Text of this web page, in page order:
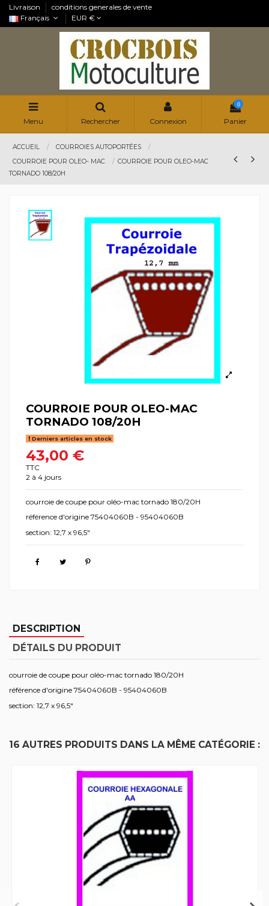
Livraison
conditions generales de vente
Français
EUR €
Menu Rechercher Connexion
0
Panier
ACCUEIL
COURROIES AUTOPORTÉES
COURROIE POUR OLEO- MAC
COURROIE POUR OLEO-MAC
TORNADO 108/20H
COURROIE POUR OLEO-MAC
TORNADO 108/20H
Derniers articles en stock
43,00 €
TTC
2 à 4 jours
courroie de coupe pour oléo-mac tornado 180/20H
référence d'origine 75404060B - 95404060B
section: 12,7 x 96,5"
DESCRIPTION
DÉTAILS DU PRODUIT
courroie de coupe pour oléo-mac tornado 180/20H
référence d'origine 75404060B - 95404060B
section: 12,7 x 96,5"
16 AUTRES PRODUITS DANS LA MÊME CATÉGORIE :